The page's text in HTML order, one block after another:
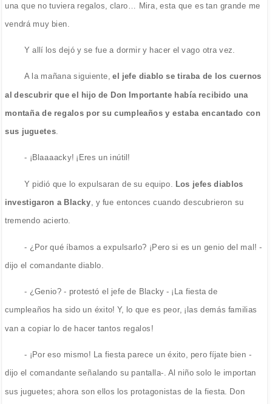
una que no tuviera regalos, claro… Mira, esta que es tan grande me
vendrá muy bien.
Y allí los dejó y se fue a dormir y hacer el vago otra vez.
A la mañana siguiente, el jefe diablo se tiraba de los cuernos
al descubrir que el hijo de Don Importante había recibido una
montaña de regalos por su cumpleaños y estaba encantado con
sus juguetes
- ¡Blaaaacky! ¡Eres un inútil!
Y pidió que lo expulsaran de su equipo. Los jefes diablos
investigaron a Blacky , y fue entonces cuando descubrieron su
tremendo acierto.
- ¿Por qué íbamos a expulsarlo? ¡Pero si es un genio del mal! -
dijo el comandante diablo.
- ¿Genio? - protestó el jefe de Blacky - ¡La fiesta de
cumpleaños ha sido un éxito! Y, lo que es peor, ¡las demás familias
van a copiar lo de hacer tantos regalos!
- ¡Por eso mismo! La fiesta parece un éxito, pero fíjate bien -
dijo el comandante señalando su pantalla-. Al niño solo le importan
sus juguetes; ahora son ellos los protagonistas de la fiesta. Don